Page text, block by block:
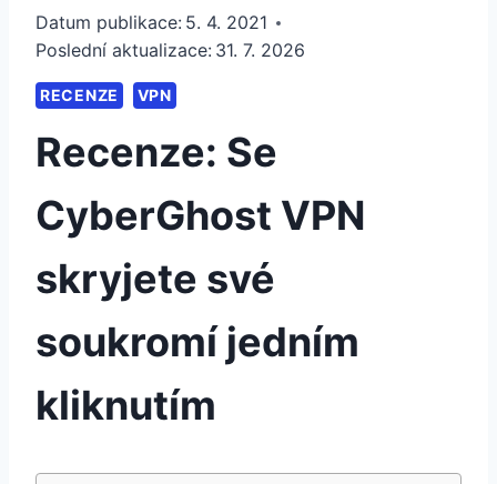
Datum publikace: 5. 4. 2021
Poslední aktualizace: 31. 7. 2026
RECENZE VPN
Recenze: Se
CyberGhost VPN
skryjete své
soukromí jedním
kliknutím